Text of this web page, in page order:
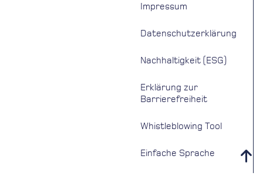
Impressum
Datenschutzerklärung
Nachhaltigkeit (ESG)
Erklärung zur
Barrierefreiheit
Whistleblowing Tool
Einfache Sprache